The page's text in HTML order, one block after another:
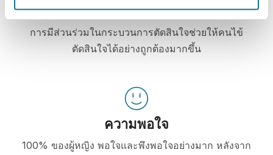
มั่นใจ
การมีส่วนร่วมในกระบวนการตัดสินใจช่วยให้คนไข้
ตัดสินใจได้อย่างถูกต้องมากขึ้น
ความพอใจ
100% ของผู้หญิง พอใจและพึงพอใจอย่างมาก หลังจาก